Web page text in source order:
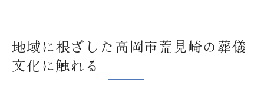
地域に根ざした高岡市荒見崎の葬儀
文化に触れる